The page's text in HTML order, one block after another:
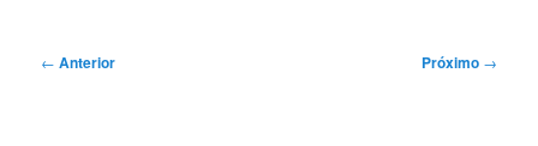
Navegação
← Anterior Próximo →